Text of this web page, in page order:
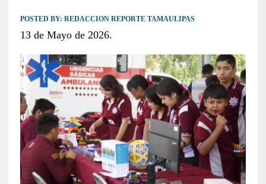
POSTED BY: REDACCION REPORTE TAMAULIPAS
13 de Mayo de 2026.